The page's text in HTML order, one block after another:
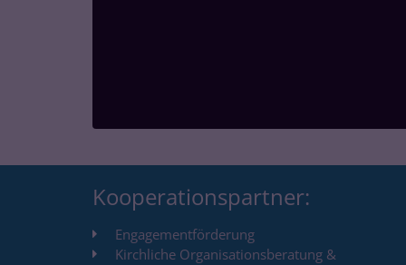
Kooperationspartner:
Engagementförderung
Kirchliche Organisationsberatung &